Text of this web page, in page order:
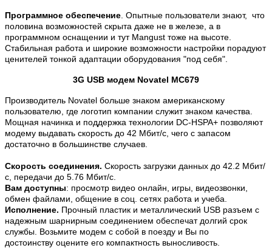
Программное обеспечение . Опытные пользователи знают, что
половина возможностей скрыта даже не в железе, а в
программном оснащении и тут Mangust тоже на высоте.
Стабильная работа и широкие возможности настройки порадуют
ценителей тонкой адаптации оборудования "под себя".
3G USB модем Novatel MC679
Производитель Novatel больше знаком американскому
пользователю, где логотип компании служит знаком качества.
Мощная начинка и поддержка технологии DC-HSPA+ позволяют
модему выдавать скорость до 42 Мбит/с, чего с запасом
достаточно в большинстве случаев.
Скорость соединения. Скорость загрузки данных до 42.2 Мбит/
с, передачи до 5.76 Мбит/с.
Вам доступны: просмотр видео онлайн, игры, видеозвонки,
обмен файлами, общение в соц. сетях работа и учеба.
Исполнение. Прочный пластик и металлический USB разъем с
надежным шарнирным соединением обеспечат долгий срок
службы. Возьмите модем с собой в поезду и Вы по
достоинству оцените его компактность выносливость.